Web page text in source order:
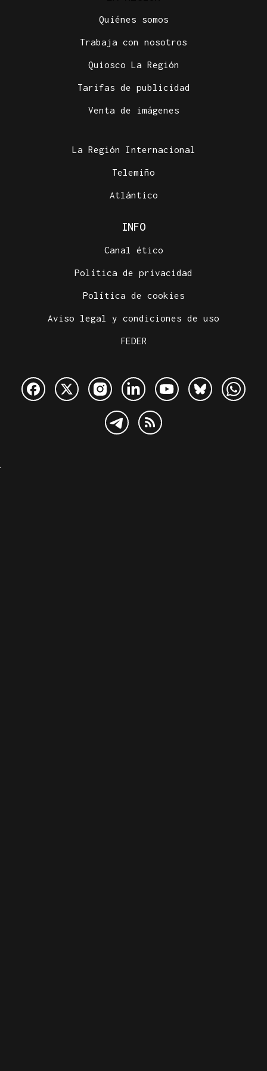
Quiénes somos
Trabaja con nosotros
Quiosco La Región
Tarifas de publicidad
Venta de imágenes
La Región Internacional
Telemiño
Atlántico
INFO
Canal ético
Política de privacidad
Política de cookies
Aviso legal y condiciones de uso
FEDER